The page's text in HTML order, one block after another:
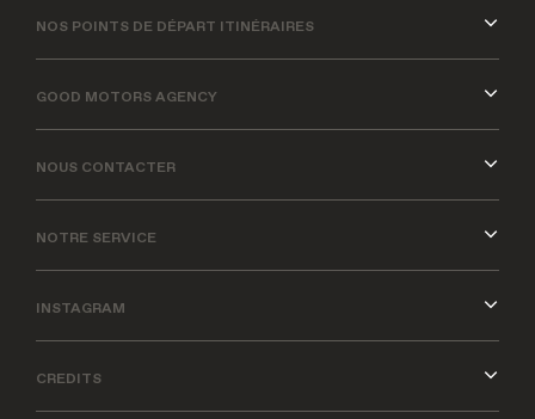
NOS POINTS DE DÉPART ITINÉRAIRES
GOOD MOTORS AGENCY
NOUS CONTACTER
NOTRE SERVICE
INSTAGRAM
CREDITS